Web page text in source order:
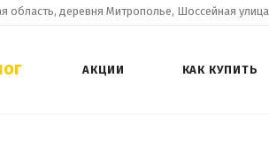
область, деревня Митрополье, Шоссейная улица
АКЦИИ КАК КУПИТЬ